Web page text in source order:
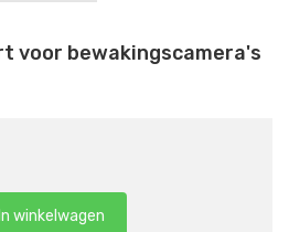
voor bewakingscamera's
In winkelwagen